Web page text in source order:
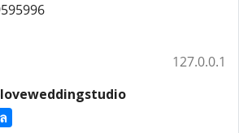
127.0.0.1